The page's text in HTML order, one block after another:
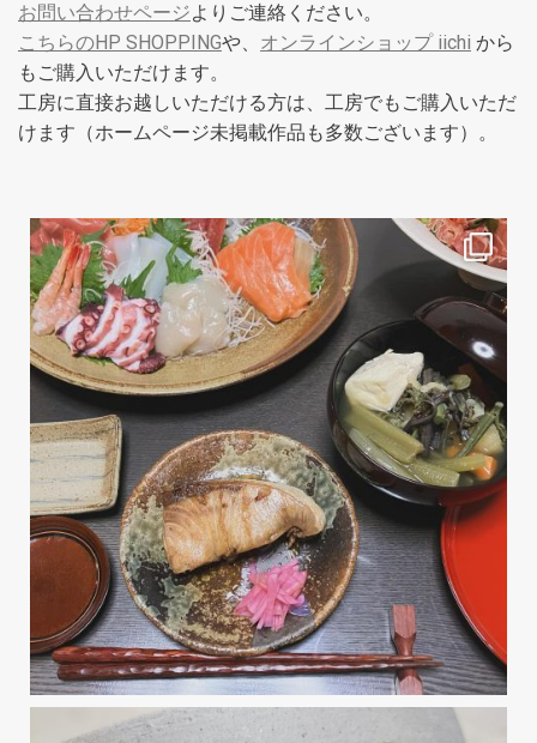
お問い合わせページよりご連絡ください。
こちらのHP SHOPPINGや、 オンラインショップ iichi から
もご購入いただけます。
工房に直接お越しいただける方は、工房でもご購入いただ
けます（ホームページ未掲載作品も多数ございます）。